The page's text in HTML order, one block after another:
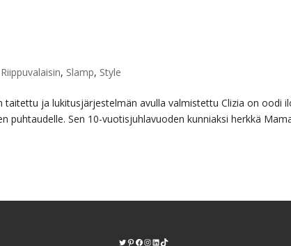
Riippuvalaisin, Slamp, Style
taitettu ja lukitusjärjestelmän avulla valmistettu Clizia on oodi
puhtaudelle. Sen 10-vuotisjuhlavuoden kunniaksi herkkä
Twitter
Pinterest
https://www.facebook.com/kodinvalaisin/
Instagram
LinkedIn
TikTok